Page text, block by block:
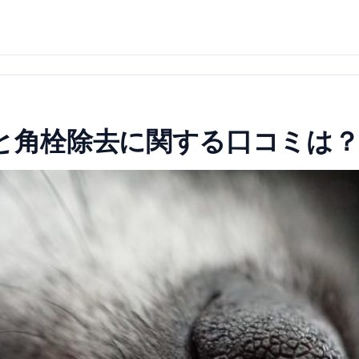
角栓除去に関する口コミは？